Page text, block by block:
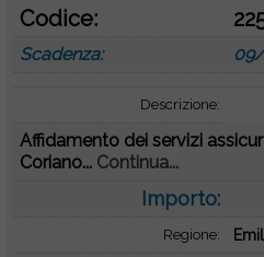
Codice:
Scadenza:
Descrizione:
Affidamento dei servizi
Coriano... Continua...
Importo:
Regione: